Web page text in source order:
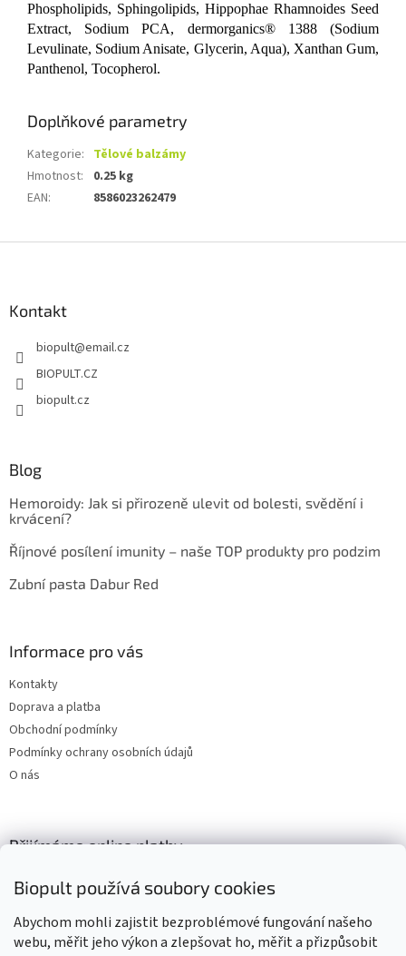
Biopult používá soubory cookies
Abychom mohli zajistit bezproblémové fungování našeho
webu, měřit jeho výkon a zlepšovat ho, měřit a přizpůsobit
Phospholipids, Sphingolipids, Hippophae Rhamnoides Seed
Extract, Sodium PCA, dermorganics® 1388 (Sodium
Levulinate, Sodium Anisate, Glycerin, Aqua), Xanthan Gum,
Panthenol, Tocopherol.
Doplňkové parametry
Kategorie: Tělové balzámy
Hmotnost:
0.25 kg
EAN: 8586023262479
Kontakt
biopult@email.cz
BIOPULT.CZ
biopult.cz
Blog
Hemoroidy: Jak si přirozeně ulevit od bolesti, svědění i
krvácení?
Říjnové posílení imunity – naše TOP produkty pro podzim
Zubní pasta Dabur Red
Informace pro vás
Kontakty
Doprava a platba
Obchodní podmínky
Podmínky ochrany osobních údajů
O nás
Přijímáme online platby